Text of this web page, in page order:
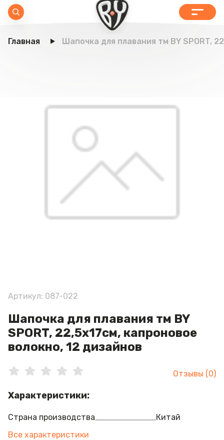
Главная Шапочка для плавания тм BY SPORT,
Артикул: 087-022
Шапочка для плавания тм BY
SPORT, 22,5х17см, капроновое
волокно, 12 дизайнов
Отзывы (0)
Характеристики:
Страна производства
Китай
Все характеристики